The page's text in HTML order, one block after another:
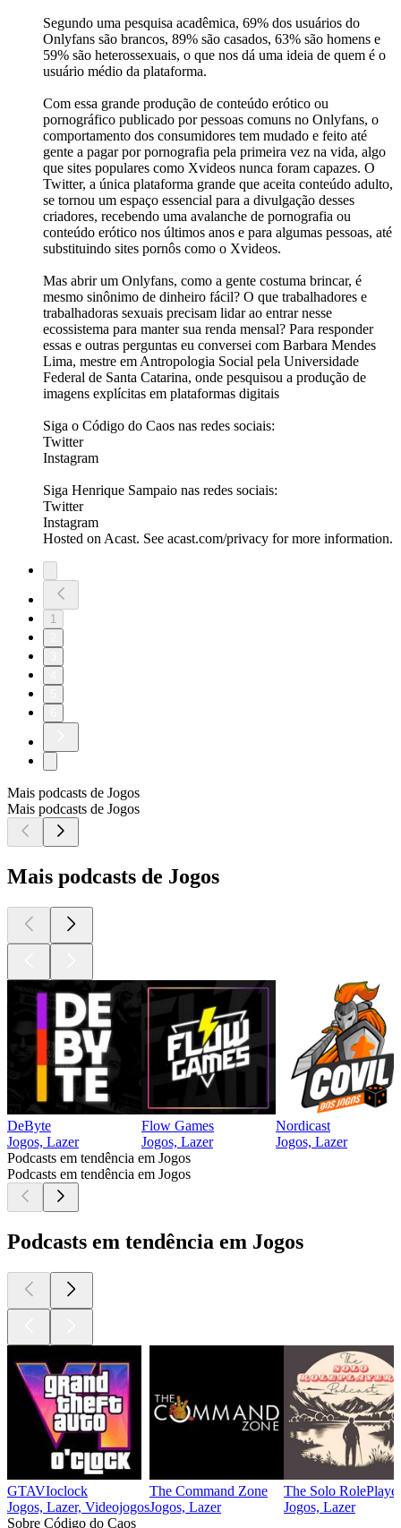
Segundo uma pesquisa acadêmica, 69% dos usuários do
Onlyfans são brancos, 89% são casados, 63% são homens e
59% são heterossexuais, o que nos dá uma ideia de quem é o
usuário médio da plataforma.
Com essa grande produção de conteúdo erótico ou
pornográfico publicado por pessoas comuns no Onlyfans, o
comportamento dos consumidores tem mudado e feito até
gente a pagar por pornografia pela primeira vez na vida, algo
que sites populares como Xvideos nunca foram capazes. O
Twitter, a única plataforma grande que aceita conteúdo adulto,
se tornou um espaço essencial para a divulgação desses
criadores, recebendo uma avalanche de pornografia ou
conteúdo erótico nos últimos anos e para algumas pessoas, até
substituindo sites pornôs como o Xvideos.
Mas abrir um Onlyfans, como a gente costuma brincar, é
mesmo sinônimo de dinheiro fácil? O que trabalhadores e
trabalhadoras sexuais precisam lidar ao entrar nesse
ecossistema para manter sua renda mensal? Para responder
essas e outras perguntas eu conversei com Barbara Mendes
Lima, mestre em Antropologia Social pela Universidade
Federal de Santa Catarina, onde pesquisou a produção de
imagens explícitas em plataformas digitais
Siga o Código do Caos nas redes sociais:
Twitter
Instagram
Siga Henrique Sampaio nas redes sociais:
Twitter
Instagram
Hosted on Acast. See acast.com/privacy for more information.
1
Mais podcasts de Jogos
Mais podcasts de Jogos
Mais podcasts de Jogos
DeByte
Jogos, Lazer
Flow Games
Jogos, Lazer
Nordicast
Jogos, Lazer
Podcasts em tendência em Jogos
Podcasts em tendência em Jogos
Podcasts em tendência em Jogos
GTAVIoclock
Jogos, Lazer, Videojogos
The Command Zone
Jogos, Lazer
The Solo
Jogos, Lazer
Sobre Código do Caos